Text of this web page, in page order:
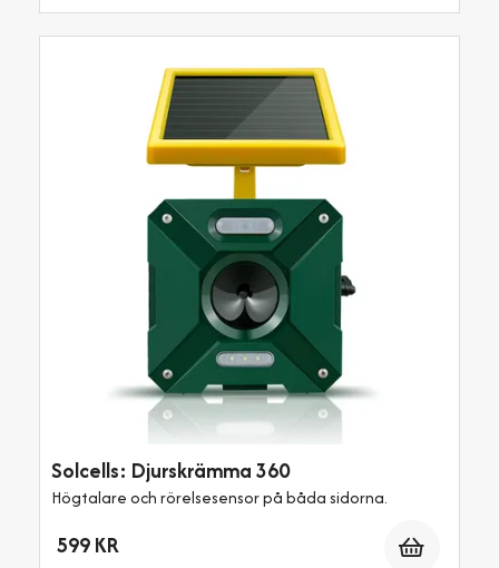
Solcells: Djurskrämma 360
Högtalare och rörelsesensor på båda sidorna.
599 KR